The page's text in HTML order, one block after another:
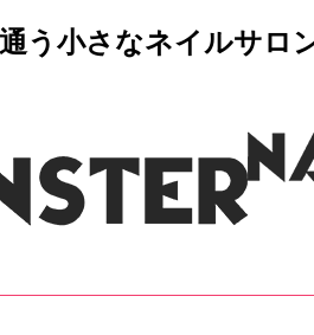
う小さなネイルサ